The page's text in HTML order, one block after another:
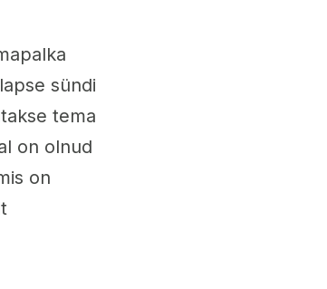
sündi
tema
on olnud
on